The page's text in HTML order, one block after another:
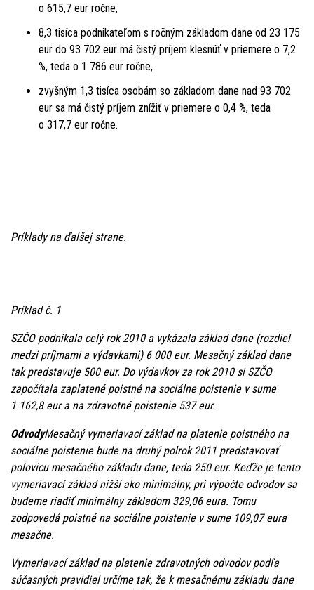
o 615,7 eur ročne,
8,3 tisíca podnikateľom s ročným základom dane od 23 175
eur do 93 702 eur má čistý príjem klesnúť v priemere o 7,2
%, teda o 1 786 eur ročne,
zvyšným 1,3 tisíca osobám so základom dane nad 93 702
eur sa má čistý príjem znížiť v priemere o 0,4 %, teda
o 317,7 eur ročne.
Príklady na ďalšej strane.
Príklad č. 1
SZČO podnikala celý rok 2010 a vykázala základ dane (rozdiel
medzi príjmami a výdavkami) 6 000 eur. Mesačný základ dane
tak predstavuje 500 eur. Do výdavkov za rok 2010 si SZČO
započítala zaplatené poistné na sociálne poistenie v sume
1 162,8 eur a na zdravotné poistenie 537 eur.
OdvodyMesačný vymeriavací základ na platenie poistného na
sociálne poistenie bude na druhý polrok 2011 predstavovať
polovicu mesačného základu dane, teda 250 eur. Keďže je tento
vymeriavací základ nižší ako minimálny, pri výpočte odvodov sa
budeme riadiť minimálny základom 329,06 eura. Tomu
zodpovedá poistné na sociálne poistenie v sume 109,07 eura
mesačne.
Vymeriavací základ na platenie zdravotných odvodov podľa
súčasných pravidiel určíme tak, že k mesačnému základu dane